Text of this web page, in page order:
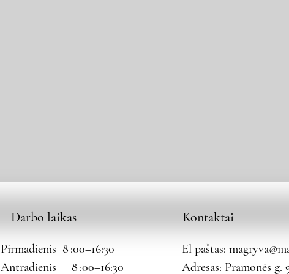
Darbo laikas
Pirmadienis 8 :00–16:30
Antradienis 8 :00–16:30
Kontaktai
El paštas:
Adresas: Pramonės g.